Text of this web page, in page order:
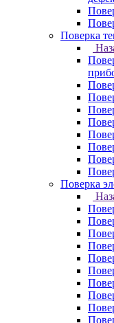
Поверка
Поверка